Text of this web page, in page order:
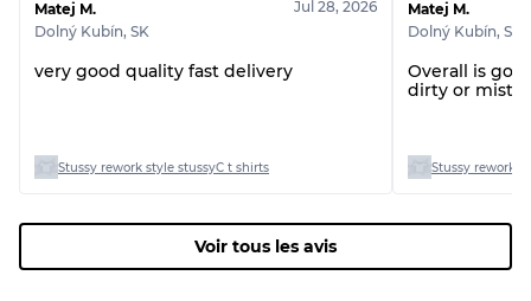
Matej M.
Dolný Kubín, SK
Jul 28, 2026
very good quality fast delivery
Stussy rework style stussyC t shirts
Matej M.
Dolný Kubín, SK
Overall is
dirty or
Stussy rework
Voir tous les avis